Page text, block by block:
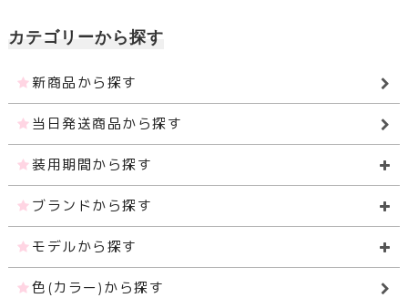
カテゴリーから探す
新商品から探す
当日発送商品から探す
装用期間から探す
ブランドから探す
モデルから探す
色(カラー)から探す